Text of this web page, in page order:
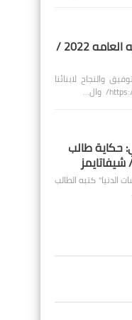
لمعرفة نتيجة الثانويه العامه 2022 /
الثانويه العامه 2022 بالتوفيق والنجاح لابنائنا
حكاية طالب
شيفاتايمز
الدنيا" كتبه الطالب